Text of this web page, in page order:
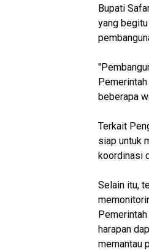
Bupati
yang
beberapa
Terkait
siap untuk
koordinasi
Selain itu,
harapan
memantau